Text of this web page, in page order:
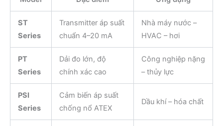
ST
Series
Transmitter áp suất
chuẩn 4–20 mA
Nhà máy nước –
HVAC – hơi
PT
Series
Dải đo lớn, độ
chính xác cao
Công nghiệp nặng
– thủy lực
PSI
Series
Cảm biến áp suất
chống nổ ATEX
Dầu khí – hóa chất